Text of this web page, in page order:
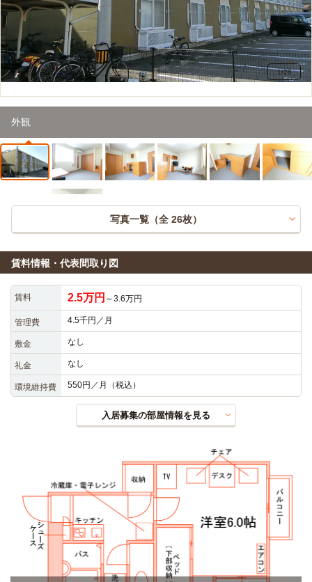
外観
1/26
写真一覧（全 26枚）
賃料情報・代表間取り図
賃料 2.5万円 ～3.6万円
管理費 4.5千円／月
敷金 なし
礼金 なし
環境維持費 550円／月（税込）
入居募集の部屋情報を見る